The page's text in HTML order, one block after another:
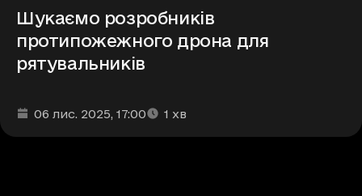
Шукаємо розробників
протипожежного дрона для
рятувальників
Дата та час публікації
06 лис. 2025, 17:00
Час читання: 1 хв